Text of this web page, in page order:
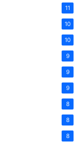
11
10
10
9
9
9
8
8
8